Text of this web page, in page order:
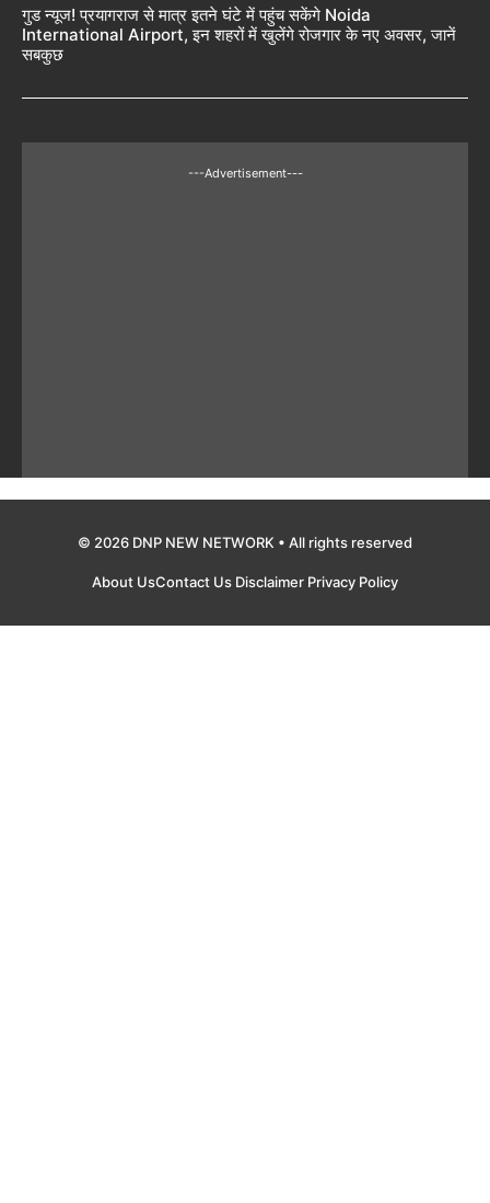
गुड न्यूज! प्रयागराज से मात्र इतने घंटे में पहुंच सकेंगे Noida
International Airport, इन शहरों में खुलेंगे रोजगार के नए अवसर, जानें
सबकुछ
---Advertisement---
© 2026 DNP NEW NETWORK • All rights reserved
About UsContact Us Disclaimer Privacy Policy